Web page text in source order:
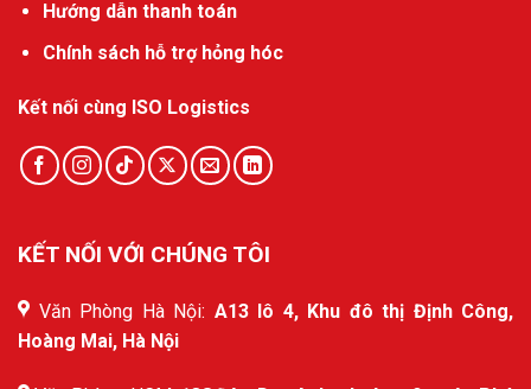
Hướng dẫn thanh toán
Chính sách hỗ trợ hỏng hóc
Kết nối cùng ISO Logistics
KẾT NỐI VỚI CHÚNG TÔI
Văn Phòng Hà Nội: A13 lô 4, Khu đô thị Định Công,
Hoàng Mai, Hà Nội